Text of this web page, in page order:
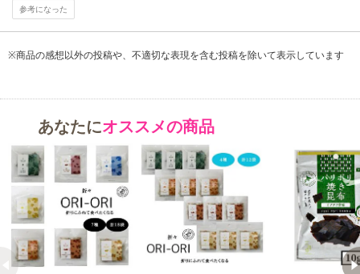
「ORI-ORIシリーズ」をお試しできちゃうメール便セット商品で
す。
人気のパリポリ焼き昆布とおちちまめの食べきりサイズ!!
甘みたっぷりのおちちまめとヘルシー昆布スナックのセット商品で
・賞味期限：
パリポリ焼き昆布：製造日より300日
あずき甘納豆おちちまめ：製造日より120日
おちちくるみ：製造日より90日
きなこくるみ：製造日より120日
・原産国（最終加工地）：北海道
参考になった
※商品の感想以外の投稿や、不適切な表現を含む投稿を除いて表示しています
あなたにオススメの商品